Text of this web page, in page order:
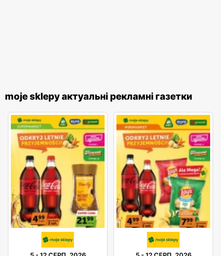
moje sklepy актуальні рекламні газетки